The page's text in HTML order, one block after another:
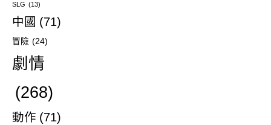
SLG (13)
中國 (71)
冒險 (24)
劇情
(268)
動作 (71)